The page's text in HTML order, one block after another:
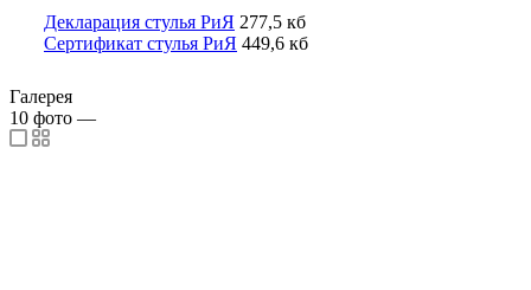
Декларация стулья РиЯ 277,5 кб
Сертификат стулья РиЯ 449,6 кб
Галерея
10 фото —